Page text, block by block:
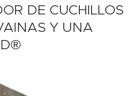
DE CUCHILLOS
Y UNA